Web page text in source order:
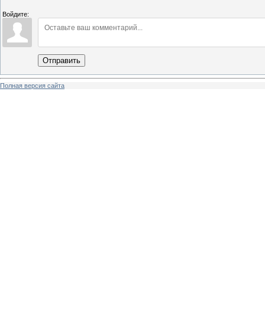
Войдите:
Отправить
Полная версия сайта